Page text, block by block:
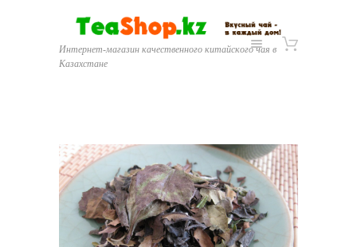
Интернет-магазин качественного китайского чая в
Казахстане